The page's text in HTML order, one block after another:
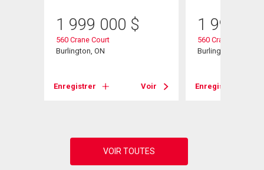
1 999 000 $
560 Crane Court
Burlington, ON
Enregistrer Voir
1 999
560 Crane Court
Burlington, ON
Enregistrer